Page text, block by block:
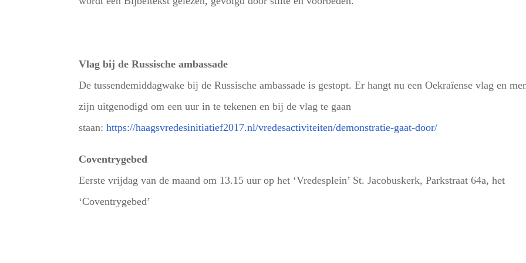
Vlag bij de Russische ambassade
De tussendemiddagwake bij de Russische ambassade is gestopt. Er hangt nu een Oekraïense vlag en
zijn uitgenodigd om een uur in te tekenen en bij de vlag te gaan
staan:https://haagsvredesinitiatief2017.nl/vredesactiviteiten/demonstratie-gaat-door/
Coventrygebed
Eerste vrijdag van de maand om 13.15 uur op het ‘Vredesplein’ St. Jacobuskerk, Parkstraat 64a, het
‘Coventrygebed’